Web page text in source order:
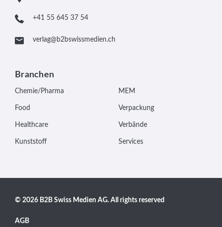
+41 55 645 37 54
verlag@b2bswissmedien.ch
Branchen
Chemie/Pharma
Food
Healthcare
Kunststoff
MEM
Verpackung
Verbände
Services
© 2026 B2B Swiss Medien AG. All rights reserved
AGB